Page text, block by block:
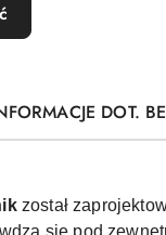
DOT.
został